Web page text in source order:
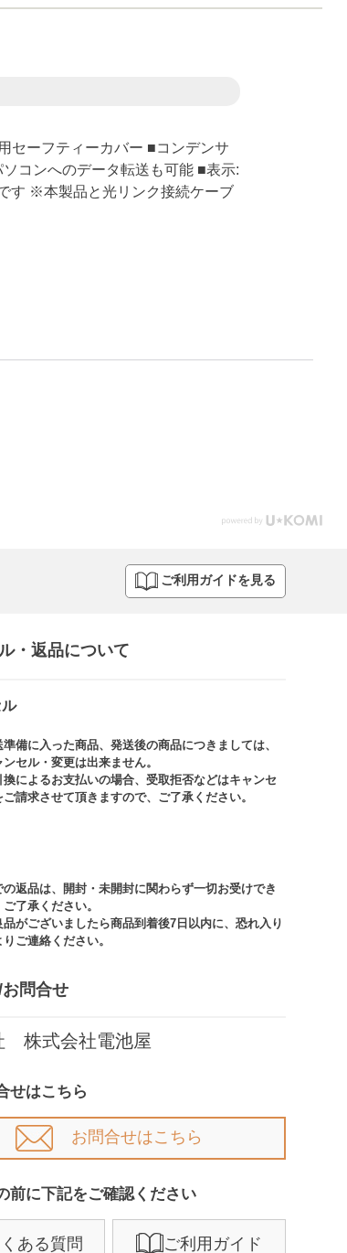
セーフティーカバー ■コンデンサ
コンへのデータ転送も可能 ■表示:
す ※本製品と光リンク接続ケーブ
ご利用ガイドを見る
・返品について​
備に入った商品、発送後の商品につきましては、
セル・変更は出来ません。​
によるお支払いの場合、受取拒否などはキャンセ
請求させて頂きますので、ご了承ください。​
の返品は、開封・未開封に関わらず一切お受けでき
了承ください。​​
がございましたら商品到着後7日以内に、恐れ入り
ご連絡ください。
問合せ​
株式会社電池屋
せはこちら
お問合せはこちら
前に下記をご確認ください​
ある質問 ご利用ガイド